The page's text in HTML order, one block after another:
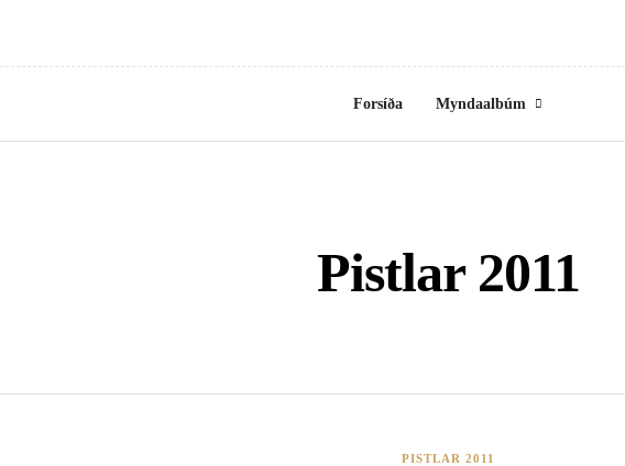
Forsíða Myndaalbúm
Pistlar 2011
PISTLAR 2011